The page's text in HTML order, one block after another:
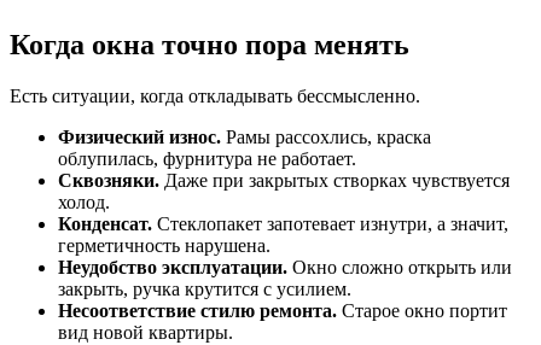
Когда окна точно пора менять
Есть ситуации, когда откладывать бессмысленно.
Физический износ. Рамы рассохлись, краска
облупилась, фурнитура не работает.
Сквозняки. Даже при закрытых створках чувствуется
холод.
Конденсат. Стеклопакет запотевает изнутри, а значит,
герметичность нарушена.
Неудобство эксплуатации. Окно сложно открыть или
закрыть, ручка крутится с усилием.
Несоответствие стилю ремонта. Старое окно портит
вид новой квартиры.